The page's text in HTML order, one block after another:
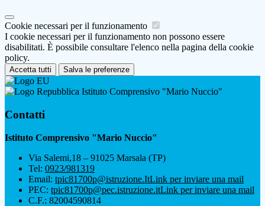
Cookie necessari per il funzionamento
I cookie necessari per il funzionamento non possono essere
disabilitati. È possibile consultare l'elenco nella pagina della cookie
policy.
Accetta tutti Salva le preferenze
Istituto Comprensivo "Mario Nuccio"
Contatti
Istituto Comprensivo "Mario Nuccio"
Via Salemi,18 – 91025 Marsala (TP)
Tel: 0923/981319
Email: tpic81700p@istruzione.ItLink per inviare una mail
PEC: tpic81700p@pec.istruzione.itLink per inviare una mail
C.F.: 82004590814